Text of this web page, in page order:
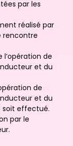
par les
réalisé par
rencontre
l’opération de
et du
de
et du
soit effectué.
par le